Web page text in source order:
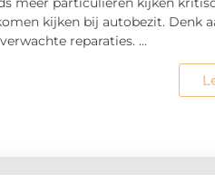
kijken bij autobezit. Denk
reparaties. ...